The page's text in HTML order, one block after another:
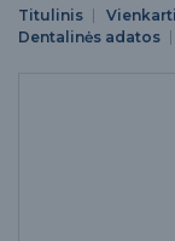
Titulinis
Dentalinės adatos